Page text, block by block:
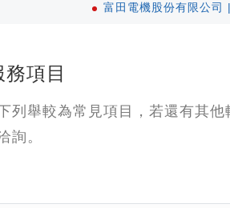
富田電機股份有限公司 | 輔導項
項目
列舉較為常見項目，若還有其他
詢。